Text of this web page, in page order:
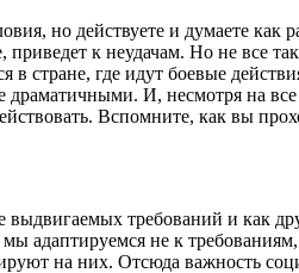
но действуете и думаете как
к неудачам. Но не все
стране, где идут боевые
драматичными. И, несмотря на
Вспомните, как вы
выдвигаемых требований и как
адаптируемся не к
на них. Отсюда важность